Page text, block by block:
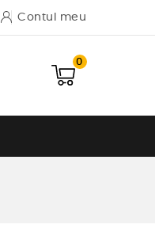
Contul meu
0